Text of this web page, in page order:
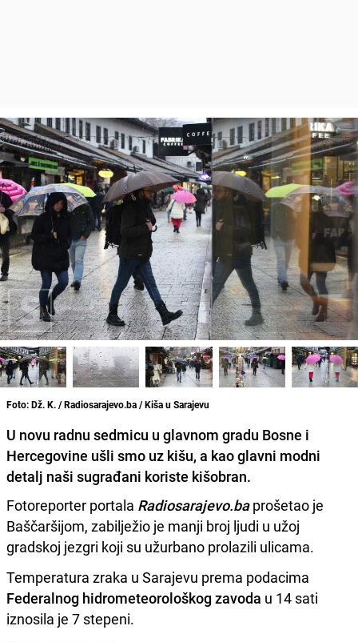
Foto: Dž. K. / Radiosarajevo.ba / Kiša u Sarajevu
U novu radnu sedmicu u glavnom gradu Bosne i
Hercegovine ušli smo uz kišu, a kao glavni modni
detalj naši sugrađani koriste kišobran.
Fotoreporter portala Radiosarajevo.baprošetao je
Baščaršijom, zabilježio je manji broj ljudi u užoj
gradskoj jezgri koji su užurbano prolazili ulicama.
Temperatura zraka u Sarajevu prema podacima
Federalnog hidrometeorološkog zavoda u 14 sati
iznosila je 7 stepeni.